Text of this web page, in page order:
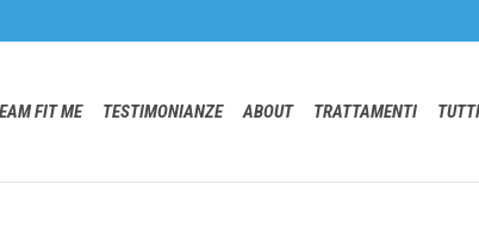
FIT ME TESTIMONIANZE ABOUT TRATTAMENTI